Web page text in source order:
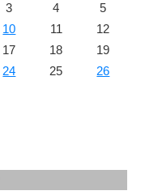
3 4
5
10 11
12
17 18
19
24 25
26